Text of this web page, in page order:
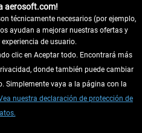
aerosoft.com!
técnicamente necesarios (por ejemplo,
ayudan a mejorar nuestras ofertas y
de usuario.
clic en Aceptar todo. Encontrará más
donde también puede cambiar
Simplemente vaya a la página con la
nuestra declaración de protección de